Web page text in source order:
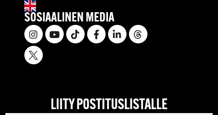
SOSIAALINEN MEDIA
LIITY POSTITUSLISTALLE